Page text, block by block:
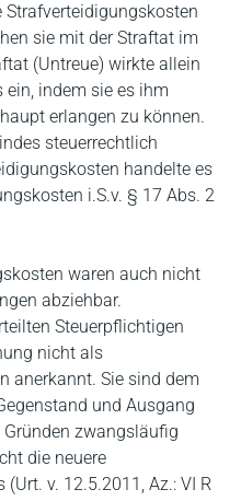
Strafverteidigungskosten
sie mit der Straftat im
(Untreue) wirkte allein
ein, indem sie es ihm
erlangen zu können.
steuerrechtlich
handelte es
i.S.v. § 17 Abs. 2
waren auch nicht
abziehbar.
Steuerpflichtigen
nicht als
anerkannt. Sie sind dem
und Ausgang
zwangsläufig
die neuere
v. 12.5.2011, Az.: VI R